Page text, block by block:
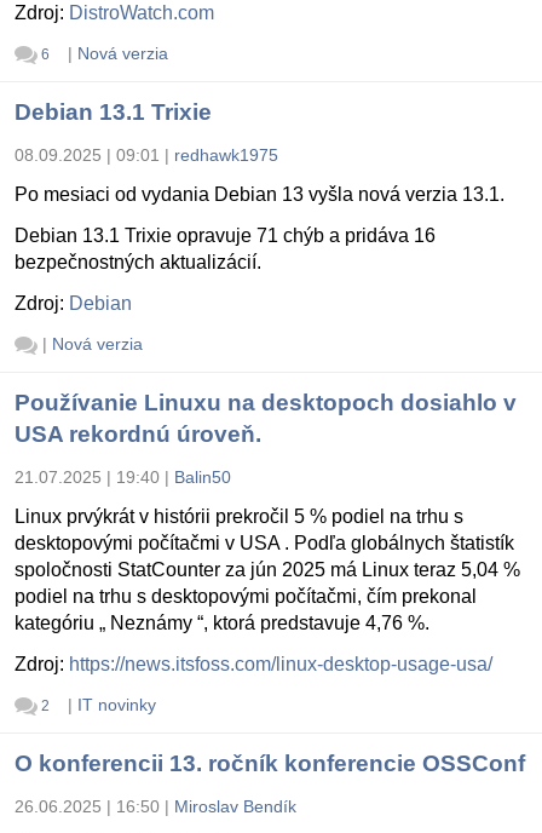
Zdroj: DistroWatch.com
6 | Nová verzia
Debian 13.1 Trixie
08.09.2025 | 09:01 | redhawk1975
Po mesiaci od vydania Debian 13 vyšla nová verzia 13.1.
Debian 13.1 Trixie opravuje 71 chýb a pridáva 16
bezpečnostných aktualizácií.
Zdroj: Debian
| Nová verzia
Používanie Linuxu na desktopoch dosiahlo v
USA rekordnú úroveň.
21.07.2025 | 19:40 | Balin50
Linux prvýkrát v histórii prekročil 5 % podiel na trhu s
desktopovými počítačmi v USA . Podľa globálnych štatistík
spoločnosti StatCounter za jún 2025 má Linux teraz 5,04 %
podiel na trhu s desktopovými počítačmi, čím prekonal
kategóriu „ Neznámy “, ktorá predstavuje 4,76 %.
Zdroj: https://news.itsfoss.com/linux-desktop-usage-usa/
2 | IT novinky
O konferencii 13. ročník konferencie OSSConf
26.06.2025 | 16:50 | Miroslav Bendík